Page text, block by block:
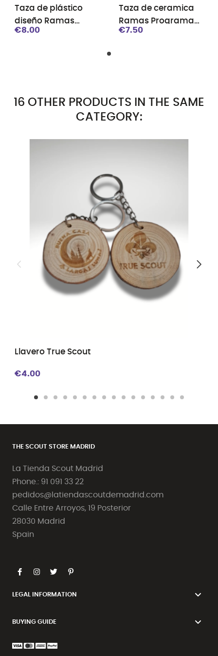
Taza de plástico
diseño Ramas
Programa de
€8.00
Taza de ceramica
Ramas Programa
de Jóvenes
€7.50
16 OTHER PRODUCTS IN THE SAME
CATEGORY:
Llavero True Scout
€4.00
THE SCOUT STORE MADRID
La Tienda Scout Madrid
Phone.: 91 091 33 22
pedidos@latiendascoutdemadrid.com
Calle Entre Arroyos, 19 Posterior
28030 Madrid
Spain
LEGAL INFORMATION
BUYING GUIDE